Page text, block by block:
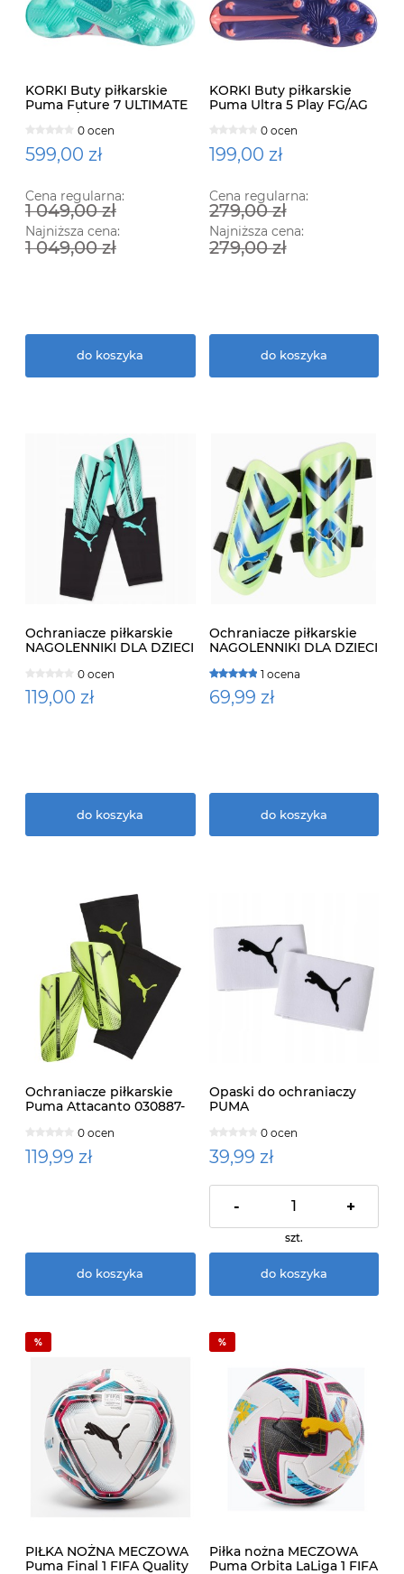
KORKI Buty piłkarskie
Puma Future 7 ULTIMATE
0 ocen
599,00 zł
Cena regularna:
1 049,00 zł
Najniższa cena:
1 049,00 zł
do koszyka
KORKI Buty piłkarskie
Puma Ultra 5 Play FG/AG
0 ocen
199,00 zł
Cena regularna:
279,00 zł
Najniższa cena:
279,00 zł
do koszyka
Ochraniacze piłkarskie
NAGOLENNIKI DLA DZIECI
0 ocen
119,00 zł
do koszyka
Ochraniacze piłkarskie
NAGOLENNIKI DLA DZIECI
NA RZEPY1 ocena
69,99 zł
do koszyka
Ochraniacze piłkarskie
Puma Attacanto 030887-
0 ocen
119,99 zł
do koszyka
Opaski do ochraniaczy
PUMA
0 ocen
39,99 zł
- +
szt.
do koszyka
PIŁKA NOŻNA MECZOWA
Puma Final 1 FIFA Quality
Piłka nożna MECZOWA
Puma Orbita LaLiga 1 FIFA